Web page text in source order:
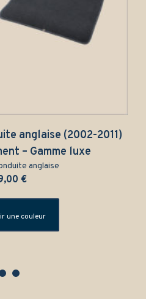
(2002-2011)
luxe
Tapis